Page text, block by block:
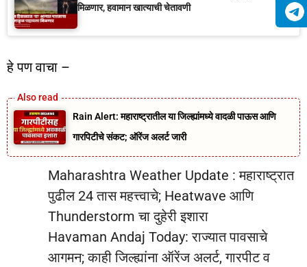
मिळणार, हवामान खात्याची चेतावणी
हे पण वाचा –
Rain Alert: महाराष्ट्रातील या जिल्ह्यांमध्ये वादळी पाऊस आणि
गारपिटीचे संकट; ऑरेंज अलर्ट जारी
Maharashtra Weather Update : महाराष्ट्रात
पुढील 24 तास महत्त्वाचे; Heatwave आणि
Thunderstorm चा दुहेरी इशारा
Havaman Andaj Today: राज्यात पावसाचे
आगमन; काही जिल्ह्यांना ऑरेंज अलर्ट, गारपीट व